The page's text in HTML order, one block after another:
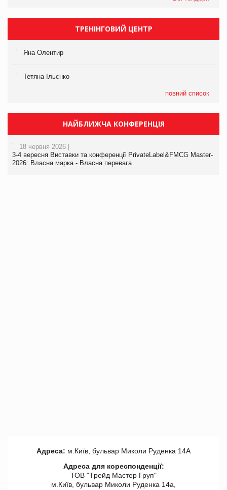
ТРЕНІНГОВИЙ ЦЕНТР
Яна Олентир
Тетяна Ільєнко
повний список
НАЙБЛИЖЧА КОНФЕРЕНЦІЯ
18 червня 2026 |
3-4 вересня Виставки та конференції PrivateLabel&FMCG Master-
2026: Власна марка - Власна перевага
Адреса: м.Київ, бульвар Миколи Руденка 14А
Адреса для кореспонденції:
ТОВ "Tрейд Мастер Груп"
м.Київ, бульвар Миколи Руденка 14а,